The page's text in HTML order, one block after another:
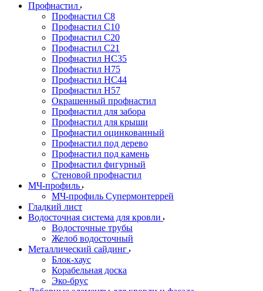
Профнастил
Профнастил С8
Профнастил С10
Профнастил С20
Профнастил С21
Профнастил НС35
Профнастил Н75
Профнастил HC44
Профнастил Н57
Окрашенный профнастил
Профнастил для забора
Профнастил для крыши
Профнастил оцинкованный
Профнастил под дерево
Профнастил под камень
Профнастил фигурный
Стеновой профнастил
МЧ-профиль
МЧ-профиль Супермонтеррей
Гладкий лист
Водосточная система для кровли
Водосточные трубы
Желоб водосточный
Металлический сайдинг
Блок-хаус
Корабельная доска
Эко-брус